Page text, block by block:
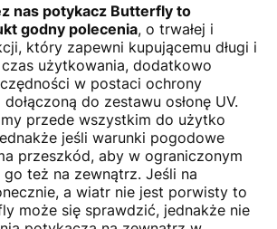
nas potykacz Butterfly to
godny polecenia, o trwałej i
który zapewni kupującemu długi i
użytkowania, dodatkowo
w postaci ochrony
do zestawu osłonę UV.
przede wszystkim do użytko
jeśli warunki pogodowe
przeszkód, aby w ograniczonym
też na zewnątrz. Jeśli na
a wiatr nie jest porwisty to
może się sprawdzić, jednakże nie